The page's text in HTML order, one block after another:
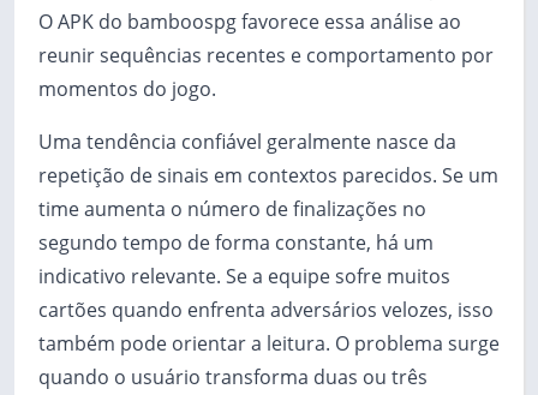
O APK do bamboospg favorece essa análise ao
reunir sequências recentes e comportamento por
momentos do jogo.
Uma tendência confiável geralmente nasce da
repetição de sinais em contextos parecidos. Se um
time aumenta o número de finalizações no
segundo tempo de forma constante, há um
indicativo relevante. Se a equipe sofre muitos
cartões quando enfrenta adversários velozes, isso
também pode orientar a leitura. O problema surge
quando o usuário transforma duas ou três